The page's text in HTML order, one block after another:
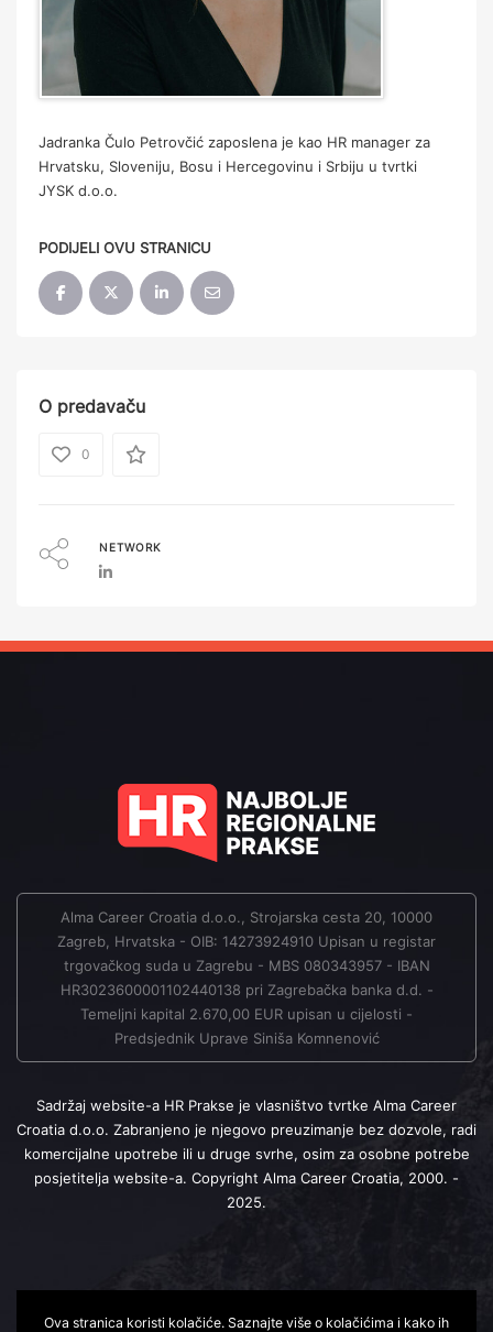
Jadranka Čulo Petrovčić zaposlena je kao HR manager za
Hrvatsku, Sloveniju, Bosu i Hercegovinu i Srbiju u tvrtki
JYSK d.o.o.
PODIJELI OVU STRANICU
O predavaču
0
NETWORK
Alma Career Croatia d.o.o., Strojarska cesta 20, 10000
Zagreb, Hrvatska - OIB: 14273924910 Upisan u registar
trgovačkog suda u Zagrebu - MBS 080343957 - IBAN
HR3023600001102440138 pri Zagrebačka banka d.d. -
Temeljni kapital 2.670,00 EUR upisan u cijelosti -
Predsjednik Uprave Siniša Komnenović
Sadržaj website-a HR Prakse je vlasništvo tvrtke Alma Career
Croatia d.o.o. Zabranjeno je njegovo preuzimanje bez dozvole, radi
komercijalne upotrebe ili u druge svrhe, osim za osobne potrebe
posjetitelja website-a. Copyright Alma Career Croatia, 2000. -
2025.
Ova stranica koristi kolačiće. Saznajte više o kolačićima i kako ih